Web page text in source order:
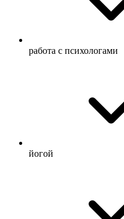
работа с психологами
йогой